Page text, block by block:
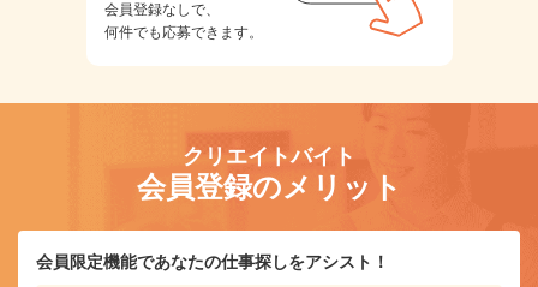
会員登録なしで、
何件でも応募できます。
クリエイトバイト
会員登録のメリット
会員限定機能であなたの仕事探しをアシスト！